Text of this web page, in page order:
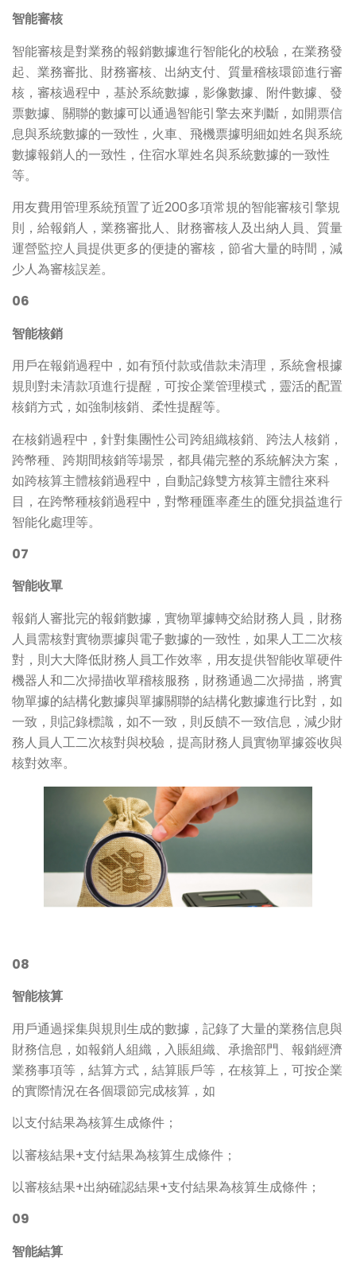
智能審核
智能審核是對業務的報銷數據進行智能化的校驗，在業務發
起、業務審批、財務審核、出納支付、質量稽核環節進行審
核，審核過程中，基於系統數據，影像數據、附件數據、發
票數據、關聯的數據可以通過智能引擎去來判斷，如開票信
息與系統數據的一致性，火車、飛機票據明細如姓名與系統
數據報銷人的一致性，住宿水單姓名與系統數據的一致性
等。
用友費用管理系統預置了近200多項常規的智能審核引擎規
則，給報銷人，業務審批人、財務審核人及出納人員、質量
運營監控人員提供更多的便捷的審核，節省大量的時間，減
少人為審核誤差。
06
智能核銷
用戶在報銷過程中，如有預付款或借款未清理，系統會根據
規則對未清款項進行提醒，可按企業管理模式，靈活的配置
核銷方式，如強制核銷、柔性提醒等。
在核銷過程中，針對集團性公司跨組織核銷、跨法人核銷，
跨幣種、跨期間核銷等場景，都具備完整的系統解決方案，
如跨核算主體核銷過程中，自動記錄雙方核算主體往來科
目，在跨幣種核銷過程中，對幣種匯率產生的匯兌損益進行
智能化處理等。
07
智能收單
報銷人審批完的報銷數據，實物單據轉交給財務人員，財務
人員需核對實物票據與電子數據的一致性，如果人工二次核
對，則大大降低財務人員工作效率，用友提供智能收單硬件
機器人和二次掃描收單稽核服務，財務通過二次掃描，將實
物單據的結構化數據與單據關聯的結構化數據進行比對，如
一致，則記錄標識，如不一致，則反饋不一致信息，減少財
務人員人工二次核對與校驗，提高財務人員實物單據簽收與
核對效率。
08
智能核算
用戶通過採集與規則生成的數據，記錄了大量的業務信息與
財務信息，如報銷人組織，入賬組織、承擔部門、報銷經濟
業務事項等，結算方式，結算賬戶等，在核算上，可按企業
的實際情況在各個環節完成核算，如
以支付結果為核算生成條件；
以審核結果+支付結果為核算生成條件；
以審核結果+出納確認結果+支付結果為核算生成條件；
09
智能結算